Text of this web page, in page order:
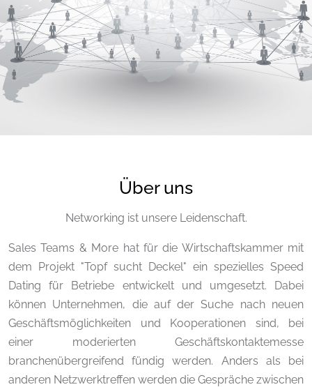
Über uns
Networking ist unsere Leidenschaft.
Sales Teams & More hat für die Wirtschaftskammer mit
dem Projekt "Topf sucht Deckel" ein spezielles Speed
Dating für Betriebe entwickelt und umgesetzt. Dabei
können Unternehmen, die auf der Suche nach neuen
Geschäftsmöglichkeiten und Kooperationen sind, bei
einer moderierten Geschäftskontaktemesse
branchenübergreifend fündig werden. Anders als bei
anderen Netzwerktreffen werden die Gespräche zwischen